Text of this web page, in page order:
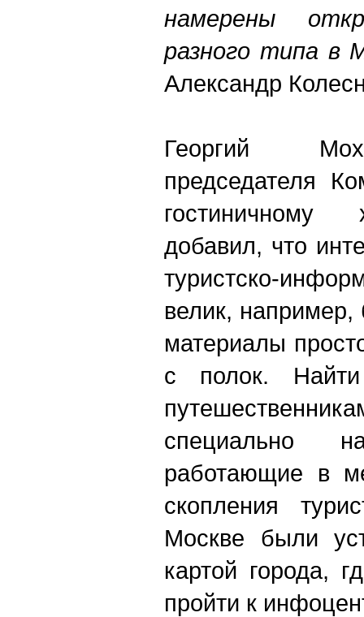
намерены
разного типа в
Александр
Георгий
председателя
гостиничному
добавил, что
туристско-
велик,
материалы
с полок.
специально
работающие в
скопления
Москве были
картой города,
пройти к